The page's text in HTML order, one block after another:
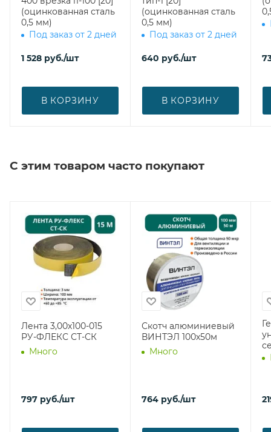
(оцинкованная сталь
0,5 мм)
Под заказ от 2 дней
1 528 руб./шт
В КОРЗИНУ
(оцинкованная сталь
0,5 мм)
Под заказ от 2 дней
640 руб./шт
В КОРЗИНУ
С этим товаром часто покупают
Лента 3,00х100-015
РУ-ФЛЕКС СТ-СК
Много
797 руб./шт
Скотч алюминиевый
ВИНТЭЛ 100х50м
Много
764 руб./шт